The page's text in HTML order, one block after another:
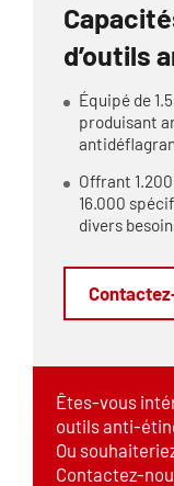
d’outils
Équipé de
produisant
Offrant
16.000
divers
Êtes-vous
outils anti-
Ou
Contactez-